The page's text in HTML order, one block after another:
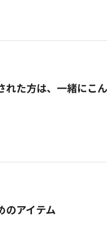
れた方は、一緒にこ
のアイテム